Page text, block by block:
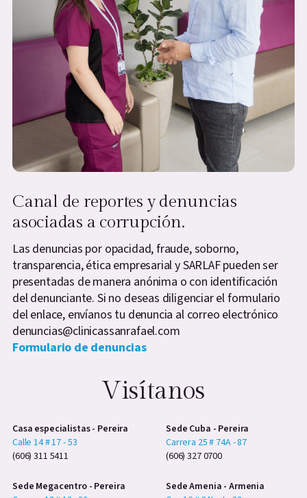
Canal de reportes y denuncias
asociadas a corrupción.
Las denuncias por opacidad, fraude, soborno,
transparencia, ética empresarial y SARLAF pueden ser
presentadas de manera anónima o con identificación
del denunciante. Si no deseas diligenciar el formulario
del enlace, envíanos tu denuncia al correo electrónico
denuncias@clinicassanrafael.com
Formulario de denuncias
Visítanos
Casa especialistas - Pereira
Calle 14 # 17 - 53
(606) 311 5411
Sede Cuba - Pereira
Carrera 25 # 74A - 87
(606) 327 0700
Sede Megacentro - Pereira
Sede Amenia - Armenia